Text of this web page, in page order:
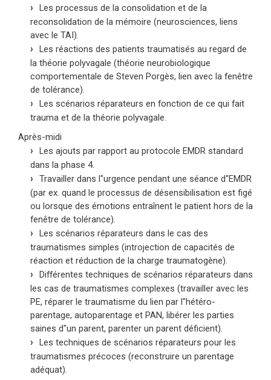
Les processus de la consolidation et de la
reconsolidation de la mémoire (neurosciences, liens
avec le TAI).
Les réactions des patients traumatisés au regard de
la théorie polyvagale (théorie neurobiologique
comportementale de Steven Porgès, lien avec la fenêtre
de tolérance).
Les scénarios réparateurs en fonction de ce qui fait
trauma et de la théorie polyvagale.
Après-midi
Les ajouts par rapport au protocole EMDR standard
dans la phase 4.
Travailler dans l"urgence pendant une séance d"EMDR
(par ex. quand le processus de désensibilisation est figé
ou lorsque des émotions entraînent le patient hors de la
fenêtre de tolérance).
Les scénarios réparateurs dans le cas des
traumatismes simples (introjection de capacités de
réaction et réduction de la charge traumatogène).
Différentes techniques de scénarios réparateurs dans
les cas de traumatismes complexes (travailler avec les
PE, réparer le traumatisme du lien par l"hétéro-
parentage, autoparentage et PAN, libérer les parties
saines d"un parent, parenter un parent déficient).
Les techniques de scénarios réparateurs pour les
traumatismes précoces (reconstruire un parentage
adéquat).